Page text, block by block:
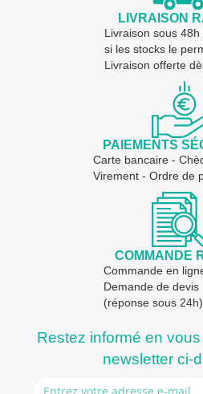
LIVRAISON
Livraison sous 48h
si les stocks le
Livraison offerte
PAIEMENTS
Carte bancaire -
Virement - Ordre de
COMMANDE
Commande en
Demande de devis
(réponse sous 24h)
Restez informé en
newsletter ci-